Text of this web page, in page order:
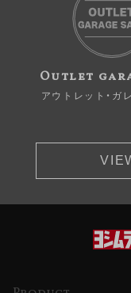
Outlet
アウトレット・ガ